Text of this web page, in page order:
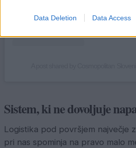
Data Deletion Data Access
Sistem, ki ne dovoljuje
Logistika pod površjem največje
pri nas spominja na pravo malo